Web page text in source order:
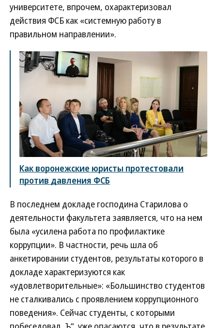
университете, впрочем, охарактеризовал
действия ФСБ как «системную работу в
правильном направлении».
Как воронежские юристы протестовали
против давления ФСБ
В последнем докладе господина Старилова о
деятельности факультета заявляется, что на нем
была «усилена работа по профилактике
коррупции». В частности, речь шла об
анкетировании студентов, результаты которого в
докладе характеризуются как
«удовлетворительные»: «Большинство студентов
не сталкивались с проявлением коррупционного
поведения». Сейчас студенты, с которыми